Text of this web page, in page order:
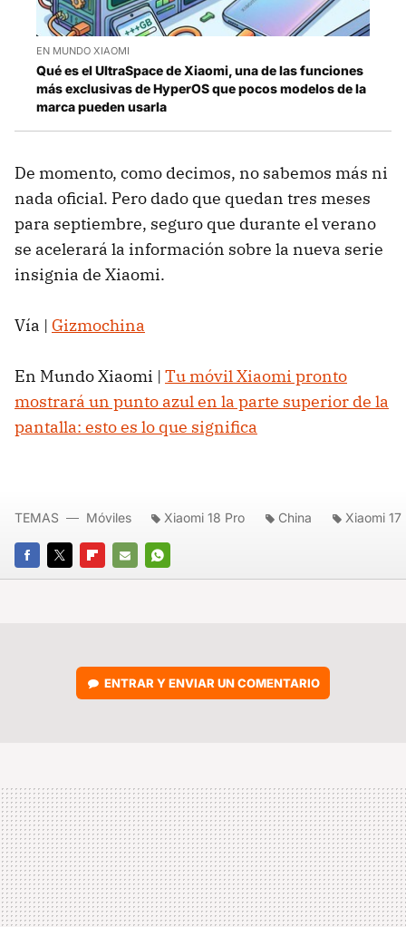
EN MUNDO XIAOMI
Qué es el UltraSpace de Xiaomi, una de las funciones
más exclusivas de HyperOS que pocos modelos de la
marca pueden usarla
De momento, como decimos, no sabemos más ni
nada oficial. Pero dado que quedan tres meses
para septiembre, seguro que durante el verano
se acelerará la información sobre la nueva serie
insignia de Xiaomi.
Vía | Gizmochina
En Mundo Xiaomi | Tu móvil Xiaomi pronto
mostrará un punto azul en la parte superior de la
pantalla: esto es lo que significa
FACEBOOK
TWITTERFLIPBOARD
E-
WHATSAPP
TEMAS Móviles Xiaomi 18 Pro China Xiaomi 17
ENTRAR Y ENVIAR UN COMENTARIO